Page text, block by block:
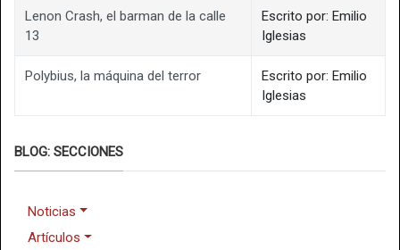
Lenon Crash, el barman de la calle
13
Escrito por: Emilio
Iglesias
Polybius, la máquina del terror
Escrito por: Emilio
Iglesias
BLOG: SECCIONES
Noticias
Artículos